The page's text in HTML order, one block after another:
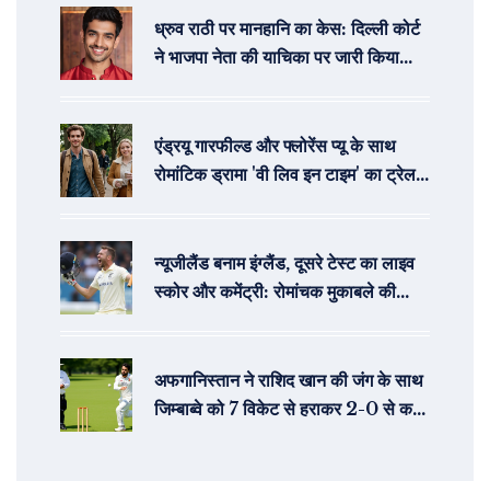
ध्रुव राठी पर मानहानि का केस: दिल्ली कोर्ट
ने भाजपा नेता की याचिका पर जारी किया
एंड्रयू गारफील्ड और फ्लोरेंस प्यू के साथ
रोमांटिक ड्रामा 'वी लिव इन टाइम' का ट्रेलर
न्यूजीलैंड बनाम इंग्लैंड, दूसरे टेस्ट का लाइव
स्कोर और कमेंट्री: रोमांचक मुकाबले की
अफगानिस्तान ने राशिद खान की जंग के साथ
जिम्बाब्वे को 7 विकेट से हराकर 2-0 से कर